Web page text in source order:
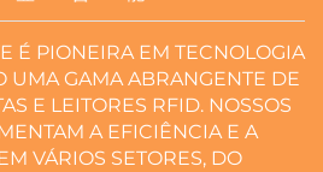
É PIONEIRA EM TECNOLOGIA
UMA GAMA ABRANGENTE DE
E LEITORES RFID. NOSSOS
A EFICIÊNCIA E A
VÁRIOS SETORES, DO